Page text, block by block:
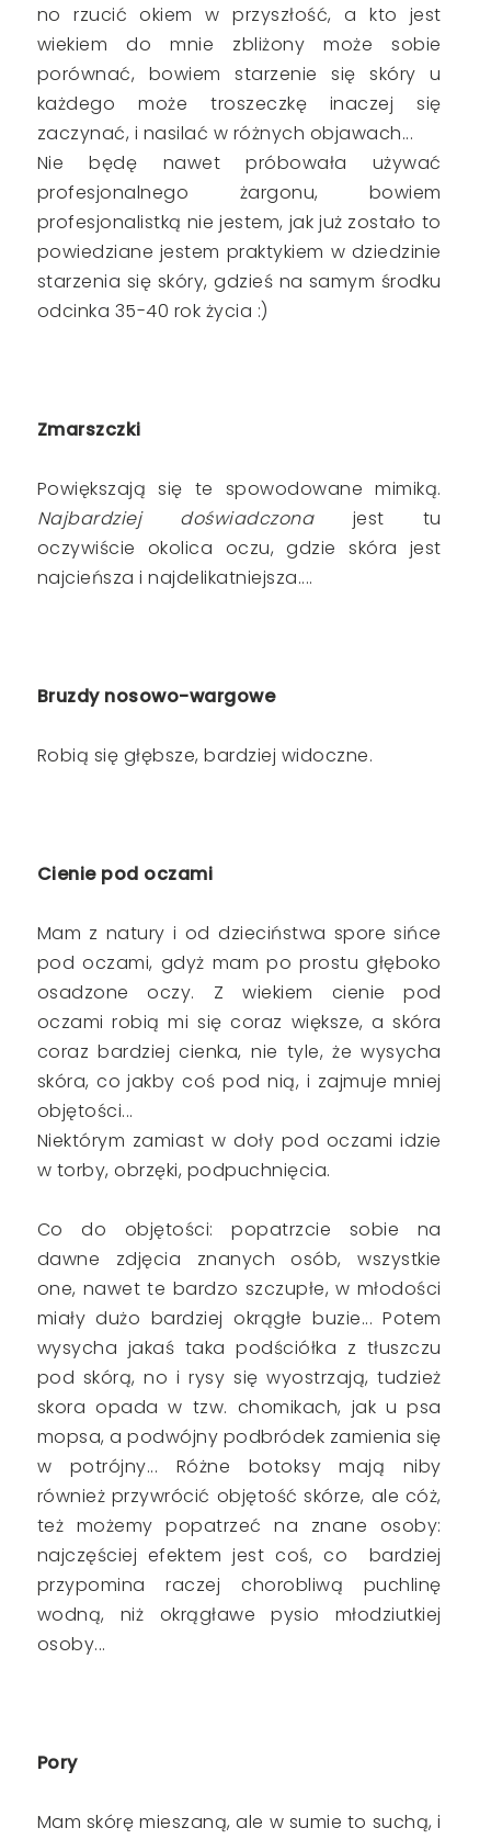
no rzucić okiem w przyszłość, a kto jest
wiekiem do mnie zbliżony może sobie
porównać, bowiem starzenie się skóry u
każdego może troszeczkę inaczej się
zaczynać, i nasilać w różnych objawach...
Nie będę nawet próbowała używać
profesjonalnego żargonu, bowiem
profesjonalistką nie jestem, jak już zostało to
powiedziane jestem praktykiem w dziedzinie
starzenia się skóry, gdzieś na samym środku
odcinka 35-40 rok życia :)
Zmarszczki
Powiększają się te spowodowane mimiką.
Najbardziej doświadczona jest tu
oczywiście okolica oczu, gdzie skóra jest
najcieńsza i najdelikatniejsza....
Bruzdy nosowo-wargowe
Robią się głębsze, bardziej widoczne.
Cienie pod oczami
Mam z natury i od dzieciństwa spore sińce
pod oczami, gdyż mam po prostu głęboko
osadzone oczy. Z wiekiem cienie pod
oczami robią mi się coraz większe, a skóra
coraz bardziej cienka, nie tyle, że wysycha
skóra, co jakby coś pod nią, i zajmuje mniej
objętości...
Niektórym zamiast w doły pod oczami idzie
w torby, obrzęki, podpuchnięcia.
Co do objętości: popatrzcie sobie na
dawne zdjęcia znanych osób, wszystkie
one, nawet te bardzo szczupłe, w młodości
miały dużo bardziej okrągłe buzie... Potem
wysycha jakaś taka podściółka z tłuszczu
pod skórą, no i rysy się wyostrzają, tudzież
skora opada w tzw. chomikach, jak u psa
mopsa, a podwójny podbródek zamienia się
w potrójny... Różne botoksy mają niby
również przywrócić objętość skórze, ale cóż,
też możemy popatrzeć na znane osoby:
najczęściej efektem jest coś, co bardziej
przypomina raczej chorobliwą puchlinę
wodną, niż okrągławe pysio młodziutkiej
osoby...
Pory
Mam skórę mieszaną, ale w sumie to suchą, i